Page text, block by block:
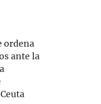
ordena
ante la